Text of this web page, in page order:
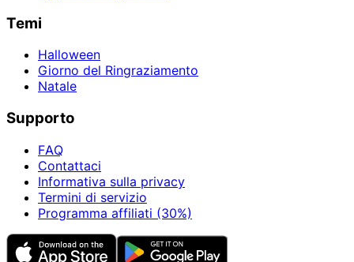
Temi
Halloween
Giorno del Ringraziamento
Natale
Supporto
FAQ
Contattaci
Informativa sulla privacy
Termini di servizio
Programma affiliati (30%)